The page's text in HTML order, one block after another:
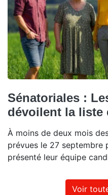
Sénatoriales :
dévoilent la liste
À moins de deux mois
prévues le 27 septembre
présenté leur équipe
Voir